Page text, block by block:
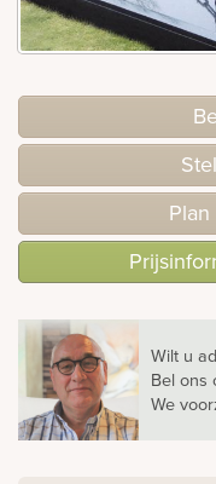
Bekijk
ook:
Stel
Plan
Wilt u
Bel ons
We